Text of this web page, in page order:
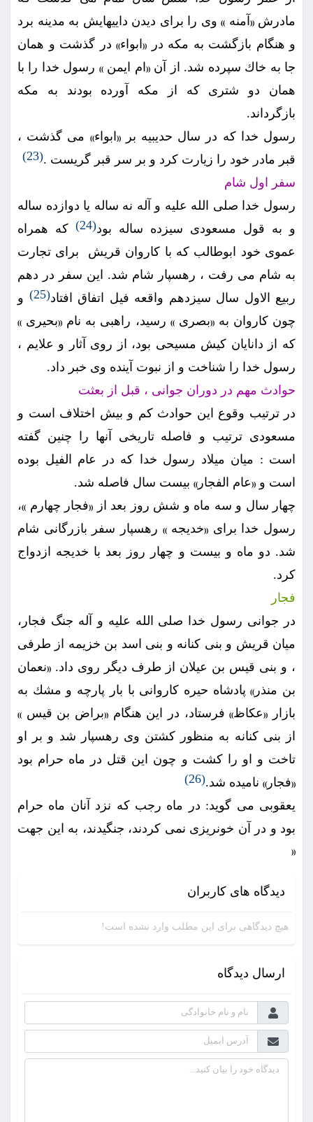
مادرش(( آمنه )) وى را براى ديدن داييهايش به مدينه برد
و هنگام بازگشت به مكه در
(( ابواء))
در گذشت و همان
جا به خاك سپرده شد. از آن(( ام ايمن))
رسول خدا را با
همان دو شترى كه از مكه آورده بودند به مكه
بازگرداند.
رسول خدا كه در سال حديبيه بر(( ابواء))
مى گذشت ،
قبر مادر خود را زيارت كرد و بر سر قبر گريست .(23)
سفر اول شام
رسول خدا صلى الله عليه و آله نه ساله يا دوازده ساله
و به قول مسعودى سيزده ساله بود(24)
كه همراه
عموى خود ابوطالب كه با كاروان قريش ‍ براى تجارت
به شام مى رفت ، رهسپار شام شد. اين سفر در دهم
ربيع الاول سال سيزدهم واقعه فيل اتفاق افتاد(25)
و
چون كاروان به((بصرى)) رسيد، راهبى به نام ((بحيرى ))
كه از دانايان كيش مسيحى بود، از روى آثار و علايم ،
رسول خدا را شناخت و از نبوت آينده وى خبر داد.
حوادث مهم در دوران جوانى ، قبل از بعثت
در ترتيب وقوع اين حوادث كم و بيش اختلاف است و
مسعودى ترتيب و فاصله تاريخى آنها را چنين گفته
است : ميان ميلاد رسول خدا كه در عام الفيل بوده
است و ((عام الفجار )) بيست سال فاصله شد.
چهار سال و سه ماه و شش روز بعد از
((فجار چهارم ))،
رسول خدا براى
((خديجه))
رهسپار سفر بازرگانى شام
شد. دو ماه و بيست و چهار روز بعد با خديجه ازدواج
كرد.
فجار
در جوانى رسول خدا صلى الله عليه و آله جنگ فجار،
ميان قريش و بنى كنانه و بنى اسد بن خزيمه از طرفى
، و بنى قيس بن عيلان از طرف ديگر روى داد.
((نعمان
بن منذر ))پادشاه حيره كاروانى با بار پارچه و مشك به
بازار
((عكاظ))فرستاد، در اين هنگام ((براض بن قيس ))
از بنى كنانه به منظور كشتن وى رهسپار شد و بر او
تاخت و او را كشت و چون اين قتل در ماه حرام بود
((فجار )) ناميده شد.(26)
يعقوبى مى گويد: در ماه رجب كه نزد آنان ماه حرام
بود و در آن خونريزى نمى كردند، جنگيدند، به اين جهت
((
دیدگاه های کاربران
هیچ دیدگاهی برای این مطلب وارد نشده است!
ارسال دیدگاه